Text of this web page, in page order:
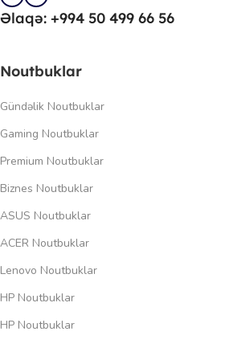
Əlaqə: +994 50 499 66 56
Noutbuklar
Gündəlik Noutbuklar
Gaming Noutbuklar
Premium Noutbuklar
Biznes Noutbuklar
ASUS Noutbuklar
ACER Noutbuklar
Lenovo Noutbuklar
HP Noutbuklar
HP Noutbuklar